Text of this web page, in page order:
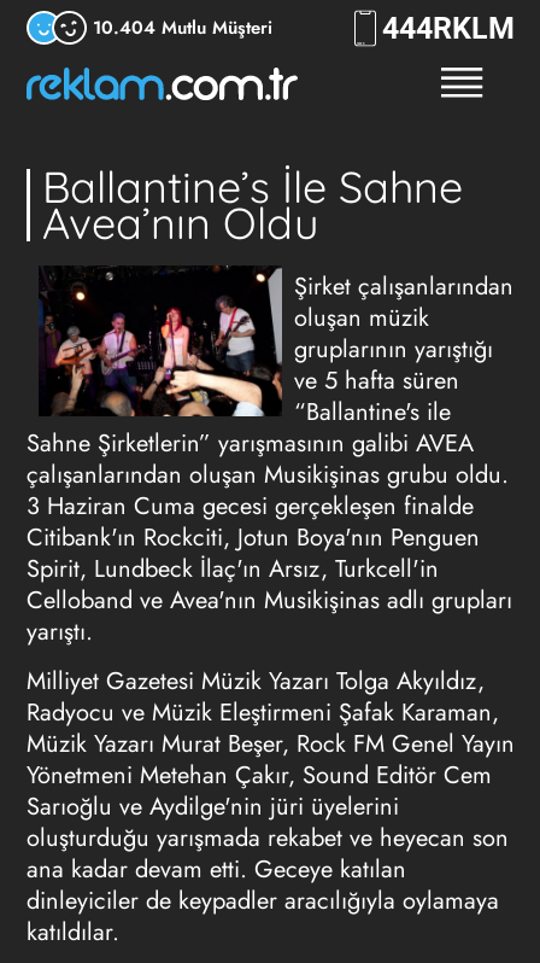
10.404 Mutlu Müşteri 444RKLM
Ballantine’s İle Sahne
Avea’nın Oldu
Şirket çalışanlarından
oluşan müzik
gruplarının yarıştığı
ve 5 hafta süren
“Ballantine's ile
Sahne Şirketlerin” yarışmasının galibi AVEA
çalışanlarından oluşan Musikişinas grubu oldu.
3 Haziran Cuma gecesi gerçekleşen finalde
Citibank'ın Rockciti, Jotun Boya'nın Penguen
Spirit, Lundbeck İlaç'ın Arsız, Turkcell'in
Celloband ve Avea'nın Musikişinas adlı grupları
yarıştı.
Milliyet Gazetesi Müzik Yazarı Tolga Akyıldız,
Radyocu ve Müzik Eleştirmeni Şafak Karaman,
Müzik Yazarı Murat Beşer, Rock FM Genel Yayın
Yönetmeni Metehan Çakır, Sound Editör Cem
Sarıoğlu ve Aydilge'nin jüri üyelerini
oluşturduğu yarışmada rekabet ve heyecan son
ana kadar devam etti. Geceye katılan
dinleyiciler de keypadler aracılığıyla oylamaya
katıldılar.